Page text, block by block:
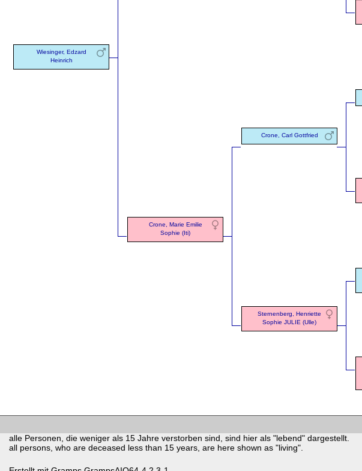
Wiesinger, Edzard
Heinrich
Crone, Marie Emilie
Sophie (Iti)
Crone, Carl Gottfried
Sternenberg, Henriette
Sophie JULIE (Ulle)
alle Personen, die weniger als 15 Jahre verstorben sind, sind hier als "lebend" dargestellt.
all persons, who are deceased less than 15 years, are here shown as "living".